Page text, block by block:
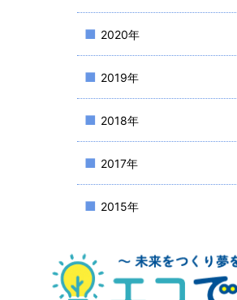
2020年
2019年
2018年
2017年
2015年